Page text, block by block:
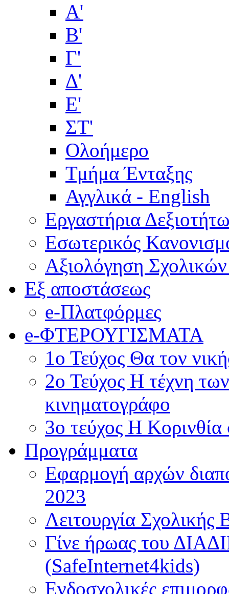
Α'
Β'
Γ'
Δ'
Ε'
ΣΤ'
Ολοήμερο
Τμήμα Ένταξης
Αγγλικά - English
Εργαστήρια
Εσωτερικός
Αξιολόγηση
Εξ αποστάσεως
e-Πλατφόρμες
e-ΦΤΕΡΟΥΓΙΣΜΑΤΑ
1ο Τεύχος Θα τον
2ο Τεύχος Η τέχνη
κινηματογράφο
3ο τεύχος Η
Προγράμματα
Εφαρμογή αρχών
2023
Λειτουργία Σχολικής
Γίνε ήρωας του
(SafeInternet4kids)
Ενδοσχολικές